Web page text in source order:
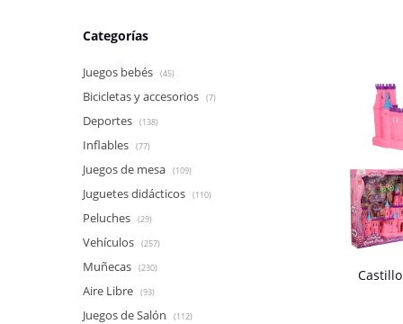
Categorías
Juegos bebés (45)
Bicicletas y accesorios (7)
Deportes (138)
Inflables (77)
Juegos de mesa (109)
Juguetes didácticos (110)
Peluches (29)
Vehículos (257)
Muñecas (230)
Aire Libre (93)
Juegos de Salón (112)